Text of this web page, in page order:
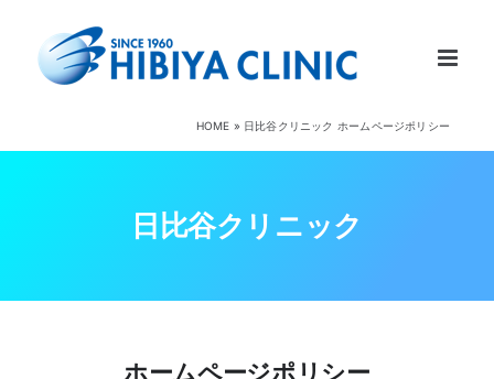
content
HOME » 日比谷クリニック ホームページポリシー
日比谷クリニック
ホームページポリシー